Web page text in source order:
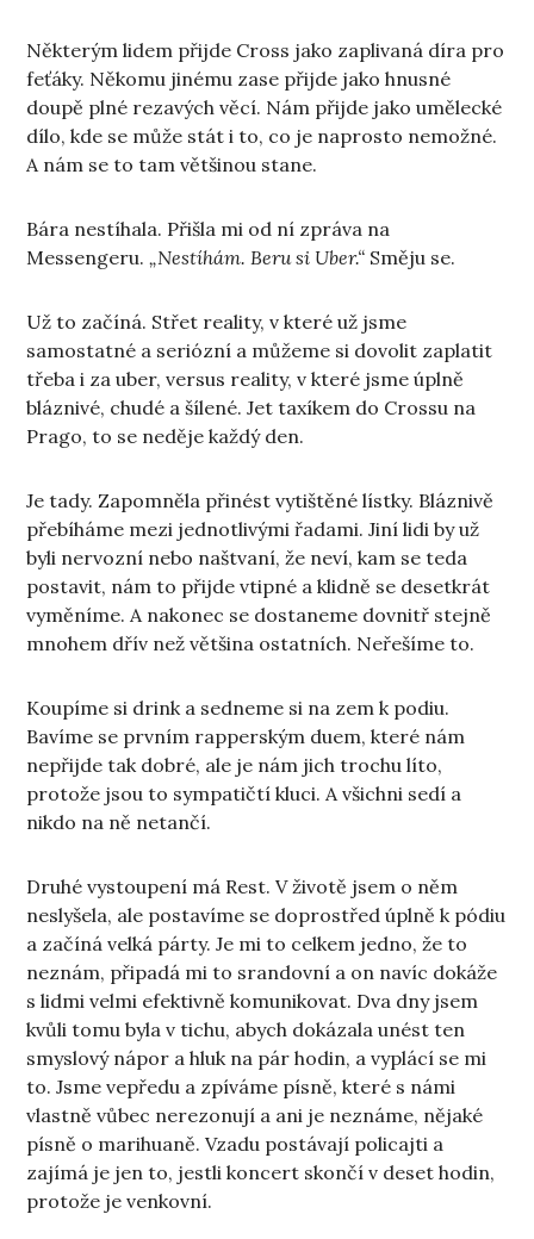
Některým lidem přijde Cross jako zaplivaná díra pro
feťáky. Někomu jinému zase přijde jako hnusné
doupě plné rezavých věcí. Nám přijde jako umělecké
dílo, kde se může stát i to, co je naprosto nemožné.
A nám se to tam většinou stane.
Bára nestíhala. Přišla mi od ní zpráva na
Messengeru.„Nestíhám. Beru si Uber.“ Směju se.
Už to začíná. Střet reality, v které už jsme
samostatné a seriózní a můžeme si dovolit zaplatit
třeba i za uber, versus reality, v které jsme úplně
bláznivé, chudé a šílené. Jet taxíkem do Crossu na
Prago, to se neděje každý den.
Je tady. Zapomněla přinést vytištěné lístky. Bláznivě
přebíháme mezi jednotlivými řadami. Jiní lidi by už
byli nervozní nebo naštvaní, že neví, kam se teda
postavit, nám to přijde vtipné a klidně se desetkrát
vyměníme. A nakonec se dostaneme dovnitř stejně
mnohem dřív než většina ostatních. Neřešíme to.
Koupíme si drink a sedneme si na zem k podiu.
Bavíme se prvním rapperským duem, které nám
nepřijde tak dobré, ale je nám jich trochu líto,
protože jsou to sympatičtí kluci. A všichni sedí a
nikdo na ně netančí.
Druhé vystoupení má Rest. V životě jsem o něm
neslyšela, ale postavíme se doprostřed úplně k pódiu
a začíná velká párty. Je mi to celkem jedno, že to
neznám, připadá mi to srandovní a on navíc dokáže
s lidmi velmi efektivně komunikovat. Dva dny jsem
kvůli tomu byla v tichu, abych dokázala unést ten
smyslový nápor a hluk na pár hodin, a vyplácí se mi
to. Jsme vepředu a zpíváme písně, které s námi
vlastně vůbec nerezonují a ani je neznáme, nějaké
písně o marihuaně. Vzadu postávají policajti a
zajímá je jen to, jestli koncert skončí v deset hodin,
protože je venkovní.